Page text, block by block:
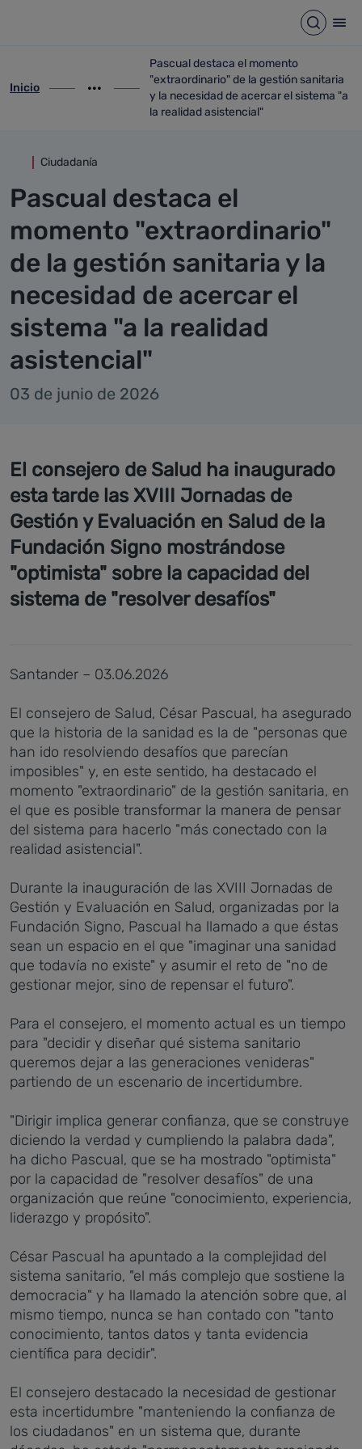
Abrir
ir-a inicio
Inicio
Mostrar opciones del camino de migas
ir-a Pascual destaca el momento
Pascual destaca el momento
"extraordinario" de la gestión sanitaria
y la necesidad de acercar el sistema "a
la realidad asistencial"
Ciudadanía
Pascual destaca el
momento "extraordinario"
de la gestión sanitaria y la
necesidad de acercar el
sistema "a la realidad
asistencial"
03 de junio de 2026
El consejero de Salud ha inaugurado
esta tarde las XVIII Jornadas de
Gestión y Evaluación en Salud de la
Fundación Signo mostrándose
"optimista" sobre la capacidad del
sistema de "resolver desafíos"
Santander – 03.06.2026
El consejero de Salud, César Pascual, ha asegurado
que la historia de la sanidad es la de "personas que
han ido resolviendo desafíos que parecían
imposibles" y, en este sentido, ha destacado el
momento "extraordinario" de la gestión sanitaria, en
el que es posible transformar la manera de pensar
del sistema para hacerlo "más conectado con la
realidad asistencial".
Durante la inauguración de las XVIII Jornadas de
Gestión y Evaluación en Salud, organizadas por la
Fundación Signo, Pascual ha llamado a que éstas
sean un espacio en el que "imaginar una sanidad
que todavía no existe" y asumir el reto de "no de
gestionar mejor, sino de repensar el futuro".
Para el consejero, el momento actual es un tiempo
para "decidir y diseñar qué sistema sanitario
queremos dejar a las generaciones venideras"
partiendo de un escenario de incertidumbre.
"Dirigir implica generar confianza, que se construye
diciendo la verdad y cumpliendo la palabra dada",
ha dicho Pascual, que se ha mostrado "optimista"
por la capacidad de "resolver desafíos" de una
organización que reúne "conocimiento, experiencia,
liderazgo y propósito".
César Pascual ha apuntado a la complejidad del
sistema sanitario, "el más complejo que sostiene la
democracia" y ha llamado la atención sobre que, al
mismo tiempo, nunca se han contado con "tanto
conocimiento, tantos datos y tanta evidencia
científica para decidir".
El consejero destacado la necesidad de gestionar
esta incertidumbre "manteniendo la confianza de
los ciudadanos" en un sistema que, durante